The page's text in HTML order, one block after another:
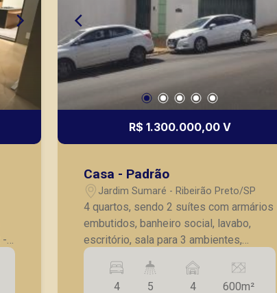
R$ 1.300.000,00 V
Casa - Padrão
Jardim Sumaré - Ribeirão Preto/SP
4 quartos, sendo 2 suítes com armários
embutidos, banheiro social, lavabo,
escritório, sala para 3 ambientes,
cozinha com armários embutidos,
lavanderia, suíte para empregada,
banheiro externo, churrasqueira, piscina,
4 5 4 600m²